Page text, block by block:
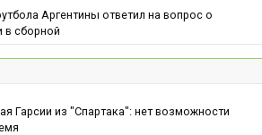
Аргентины ответил на вопрос о
в сборной
Гарсии из "Спартака": нет возможности